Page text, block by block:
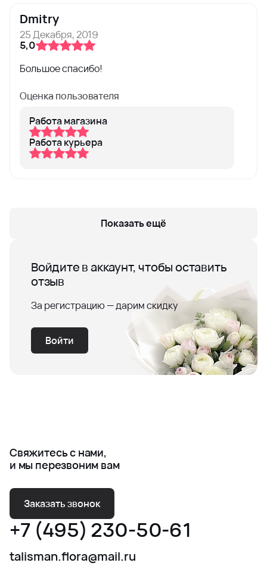
Dmitry
5,0
25 Декабря, 2019
Большое спасибо!
Оценка пользователя
Работа магазина
Работа курьера
Показать ещё
Войдите в аккаунт, чтобы оставить
отзыв
За регистрацию — дарим скидку
Войти
Свяжитесь с нами,
и мы перезвоним вам
Заказать звонок
+7 (495) 230-50-61
talisman.flora@mail.ru